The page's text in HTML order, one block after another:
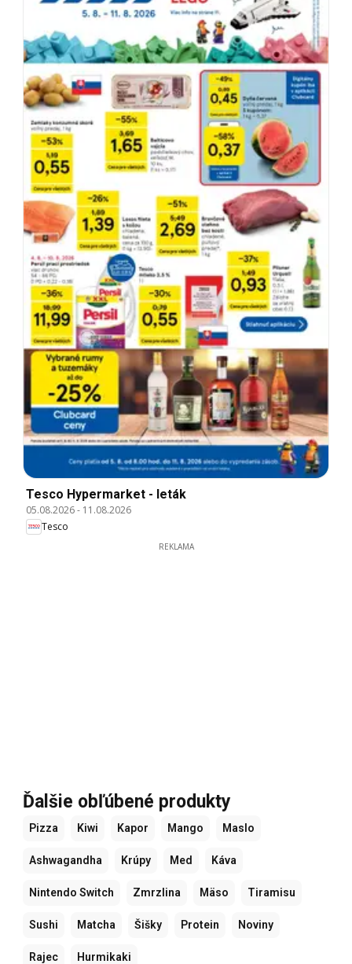
Tesco Hypermarket - leták
05.08.2026- 11.08.2026
Tesco
REKLAMA
Ďalšie obľúbené produkty
Pizza Kiwi Kapor Mango Maslo
Ashwagandha Krúpy Med Káva
Nintendo Switch Zmrzlina Mäso Tiramisu
Sushi Matcha Šišky Protein Noviny
Rajec Hurmikaki